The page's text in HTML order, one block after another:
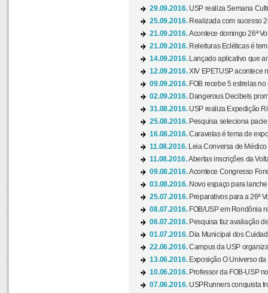
29.09.2016. USP realiza Semana
25.09.2016. Realizada com sucesso
21.09.2016.Acontece domingo 26ª
21.09.2016. Releituras Ecléticas é
14.09.2016.
Lançado aplicativo que
12.09.2016.XIV EPETUSP acontece
09.09.2016. FOB recebe 5 estrelas
02.09.2016. Dangerous Decibels
31.08.2016. USP realiza Expedição
25.08.2016. Pesquisa seleciona
16.08.2016.Caravelas é tema de
11.08.2016.
Leia Conversa de
11.08.2016.Abertas inscrições da
09.08.2016.Acontece Congresso
03.08.2016. Novo espaço para
25.07.2016. Preparativos para a 26ª
08.07.2016. FOB/USP em Rondônia
06.07.2016. Pesquisa faz avaliação
01.07.2016. Dia Municipal dos
22.06.2016.Campus da USP
13.06.2016. Exposição O Universo
10.06.2016. Professor da FOB-USP
07.06.2016. USPRunners conquista